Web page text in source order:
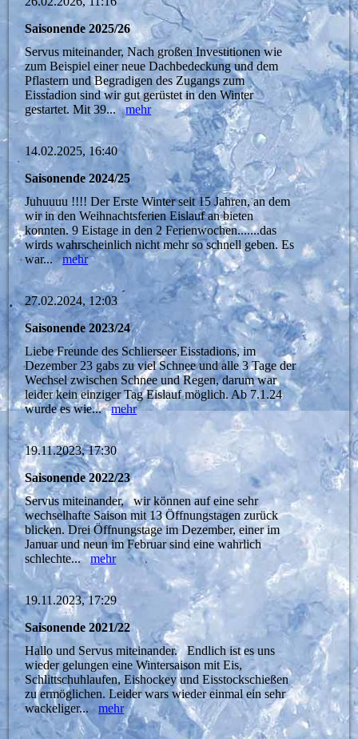
Saisonende 2025/26
Servus miteinander, Nach großen Investitionen wie
zum Beispiel einer neue Dachbedeckung und dem
Pflastern und Begradigen des Zugangs zum
Eisstadion sind wir gut gerüstet in den Winter
gestartet. Mit 39...mehr
14.02.2025, 16:40
Saisonende 2024/25
Juhuuuu !!!! Der Erste Winter seit 15 Jahren, an dem
wir in den Weihnachtsferien Eislauf an bieten
konnten. 9 Eistage in den 2 Ferienwochen.......das
wirds wahrscheinlich nicht mehr so schnell geben. Es
war...mehr
27.02.2024, 12:03
Saisonende 2023/24
Liebe Freunde des Schlierseer Eisstadions, im
Dezember 23 gabs zu viel Schnee und alle 3 Tage der
Wechsel zwischen Schnee und Regen, darum war
leider kein einziger Tag Eislauf möglich. Ab 7.1.24
wurde es wie...mehr
19.11.2023, 17:30
Saisonende 2022/23
Servus miteinander, wir können auf eine sehr
wechselhafte Saison mit 13 Öffnungstagen zurück
blicken. Drei Öffnungstage im Dezember, einer im
Januar und neun im Februar sind eine wahrlich
schlechte...mehr
19.11.2023, 17:29
Saisonende 2021/22
Hallo und Servus miteinander. Endlich ist es uns
wieder gelungen eine Wintersaison mit Eis,
Schlittschuhlaufen, Eishockey und Eisstockschießen
zu ermöglichen. Leider wars wieder einmal ein sehr
wackeliger...mehr